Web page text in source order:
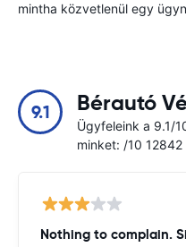
mintha közvetlenül egy
9.1 Bérautó
Ügyfeleink a 9.1/
minket: /10 12842
Nothing to complain.